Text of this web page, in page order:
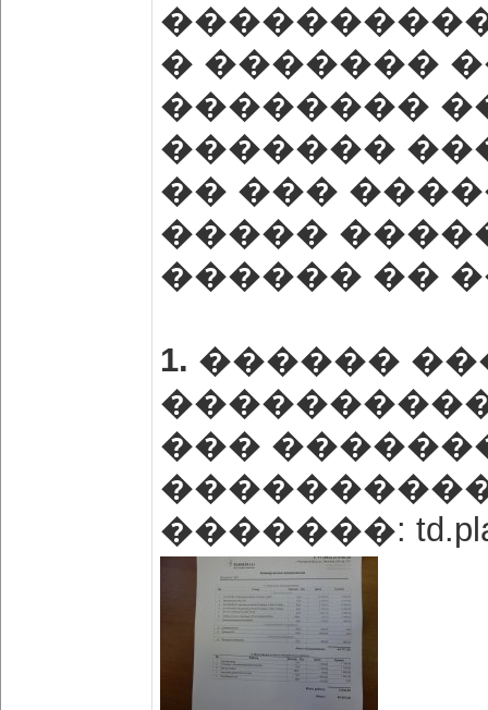
� �������
��������
�������
�� ���
�����
������ ��
1. ������
���
�������: